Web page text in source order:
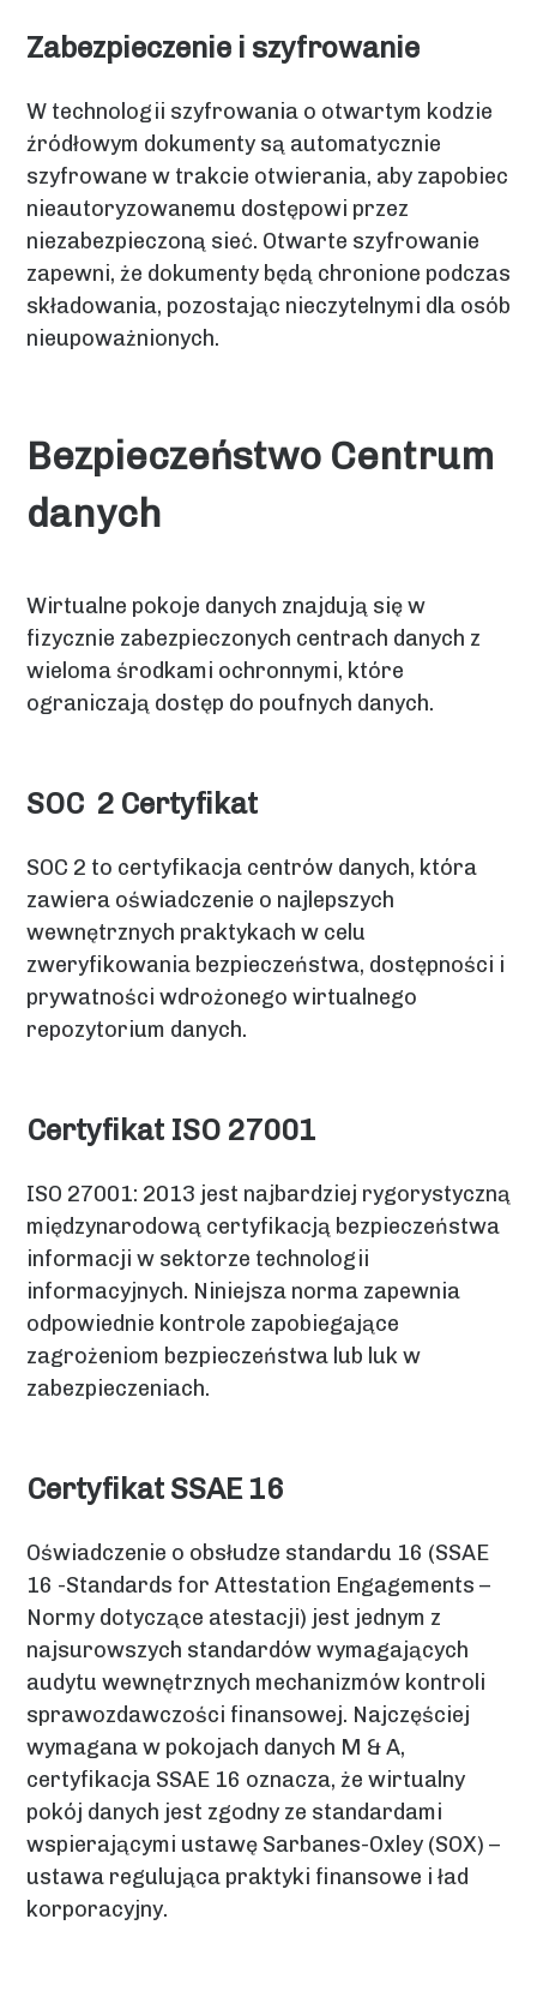
Zabezpieczenie i szyfrowanie
W technologii szyfrowania o otwartym kodzie
źródłowym dokumenty są automatycznie
szyfrowane w trakcie otwierania, aby zapobiec
nieautoryzowanemu dostępowi przez
niezabezpieczoną sieć. Otwarte szyfrowanie
zapewni, że dokumenty będą chronione podczas
składowania, pozostając nieczytelnymi dla osób
nieupoważnionych.
Bezpieczeństwo Centrum
danych
Wirtualne pokoje danych znajdują się w
fizycznie zabezpieczonych centrach danych z
wieloma środkami ochronnymi, które
ograniczają dostęp do poufnych danych.
SOC 2 Certyfikat
SOC 2 to certyfikacja centrów danych, która
zawiera oświadczenie o najlepszych
wewnętrznych praktykach w celu
zweryfikowania bezpieczeństwa, dostępności i
prywatności wdrożonego wirtualnego
repozytorium danych.
Certyfikat ISO 27001
ISO 27001: 2013 jest najbardziej rygorystyczną
międzynarodową certyfikacją bezpieczeństwa
informacji w sektorze technologii
informacyjnych. Niniejsza norma zapewnia
odpowiednie kontrole zapobiegające
zagrożeniom bezpieczeństwa lub luk w
zabezpieczeniach.
Certyfikat SSAE 16
Oświadczenie o obsłudze standardu 16 (SSAE
16 -Standards for Attestation Engagements –
Normy dotyczące atestacji) jest jednym z
najsurowszych standardów wymagających
audytu wewnętrznych mechanizmów kontroli
sprawozdawczości finansowej. Najczęściej
wymagana w pokojach danych M & A,
certyfikacja SSAE 16 oznacza, że ​​wirtualny
pokój danych jest zgodny ze standardami
wspierającymi ustawę Sarbanes-Oxley (SOX) –
ustawa regulująca praktyki finansowe i ład
korporacyjny.